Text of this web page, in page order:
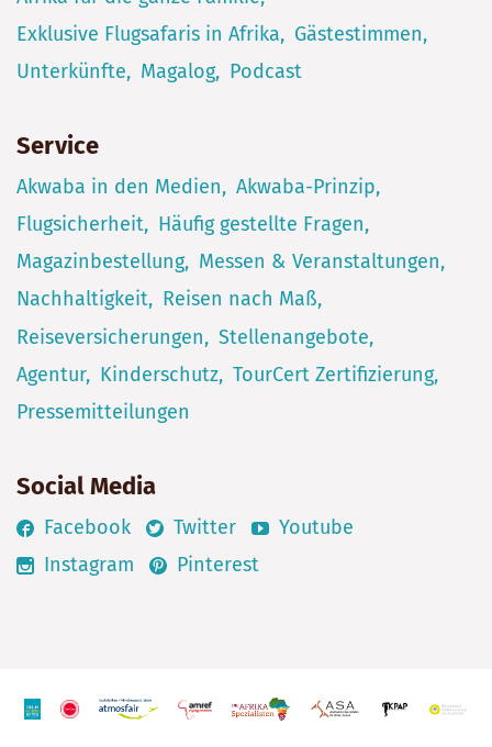
Exklusive Flugsafaris in Afrika
Gästestimmen
Unterkünfte
Magalog Podcast
Service
Akwaba in den Medien
Akwaba-Prinzip
Flugsicherheit
Häufig gestellte Fragen
Magazinbestellung
Messen & Veranstaltungen
Nachhaltigkeit
Reisen nach Maß
Reiseversicherungen
Stellenangebote
Agentur
Kinderschutz TourCert Zertifizierung
Pressemitteilungen
Social Media
Facebook Twitter
Youtube
Instagram
Pinterest